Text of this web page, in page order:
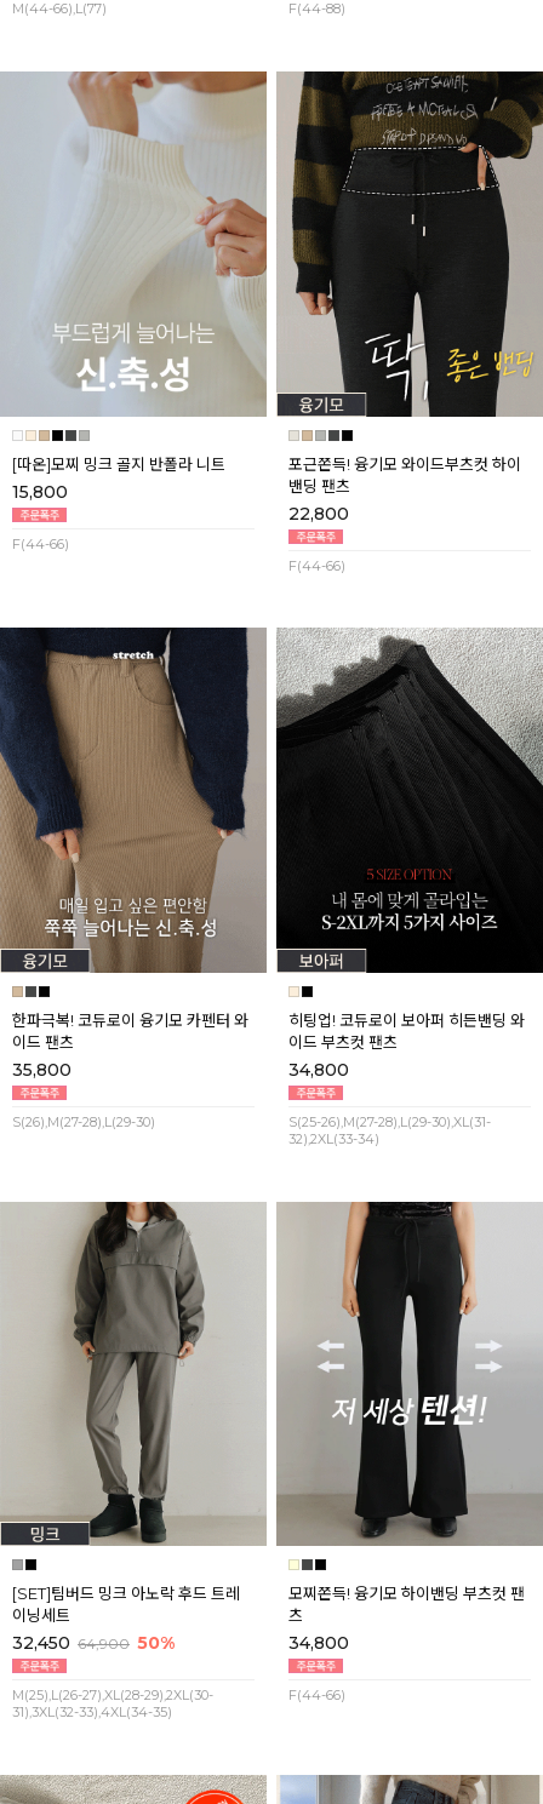
M(44-66),L(77) F(44-88)
[따온]모찌 밍크 골지 반폴라 니트
15,800
F(44-66)
포근쫀득! 융기모 와이드부츠컷 하이
밴딩 팬츠
22,800
F(44-66)
한파극복! 코듀로이 융기모 카펜터 와
이드 팬츠
35,800
S(26),M(27-28),L(29-30)
히팅업! 코듀로이 보아퍼 히든밴딩 와
이드 부츠컷 팬츠
34,800
S(25-26),M(27-28),L(29-30),XL(31-
32),2XL(33-34)
[SET]팀버드 밍크 아노락 후드 트레
이닝세트
32,450 64,900 50%
M(25),L(26-27),XL(28-29),2XL(30-
31),3XL(32-33),4XL(34-35)
모찌쫀득! 융기모 하이밴딩 부츠컷 팬
츠
34,800
F(44-66)